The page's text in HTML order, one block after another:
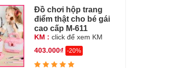
Đồ chơi hộp trang
điểm thật cho bé gái
cao cấp M-611
KM : click để xem KM
403.000₫ -20%